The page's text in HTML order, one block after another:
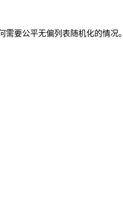
要公平无偏列表随机化的情况。